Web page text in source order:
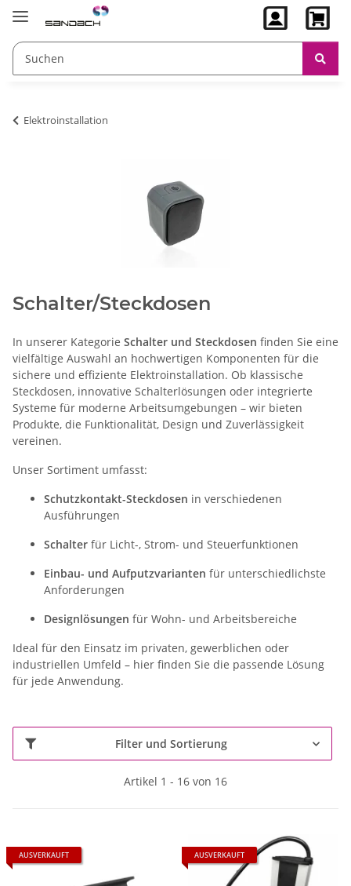
Elektroinstallation
Schalter/Steckdosen
In unserer Kategorie Schalter und Steckdosen finden Sie eine
vielfältige Auswahl an hochwertigen Komponenten für die
sichere und effiziente Elektroinstallation. Ob klassische
Steckdosen, innovative Schalterlösungen oder integrierte
Systeme für moderne Arbeitsumgebungen – wir bieten
Produkte, die Funktionalität, Design und Zuverlässigkeit
vereinen.
Unser Sortiment umfasst:
Schutzkontakt-Steckdosen in verschiedenen
Ausführungen
Schalter für Licht-, Strom- und Steuerfunktionen
Einbau- und Aufputzvarianten für unterschiedlichste
Anforderungen
Designlösungen für Wohn- und Arbeitsbereiche
Ideal für den Einsatz im privaten, gewerblichen oder
industriellen Umfeld – hier finden Sie die passende Lösung
für jede Anwendung.
Filter und Sortierung
Artikel 1 - 16 von 16
AUSVERKAUFT AUSVERKAUFT